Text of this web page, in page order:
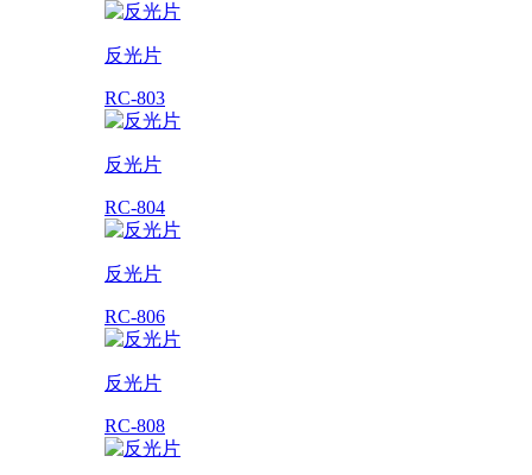
反光片
RC-803
反光片
RC-804
反光片
RC-806
反光片
RC-808